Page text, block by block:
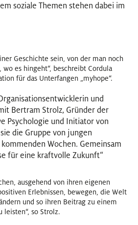
soziale Themen stehen dabei im
Geschichte sein, von der man noch
es hingeht“, beschreibt Cordula
für das Unterfangen „myhope“.
und
Bertram Strolz, Gründer der
Psychologie und Initiator von
die Gruppe von jungen
Wochen. Gemeinsam
für eine kraftvolle Zukunft“
ausgehend von ihren eigenen
Erlebnissen, bewegen, die Welt
und so ihren Beitrag zu einem
leisten“, so Strolz.